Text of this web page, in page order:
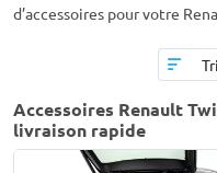
d’accessoires pour votre
Accessoires Renault
livraison rapide